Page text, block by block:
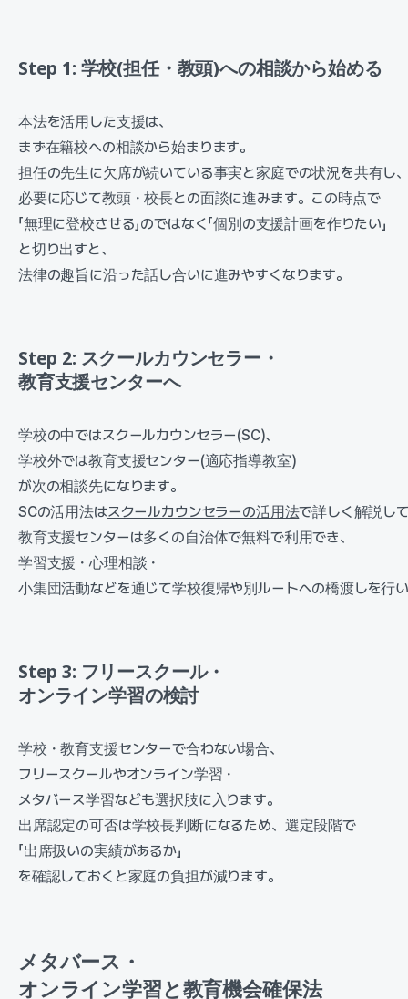
Step 1: 学校(担任・教頭)への相談から始める
本法を活用した支援は、
まず在籍校への相談から始まります。
担任の先生に欠席が続いている事実と家庭での状況を共有し
必要に応じて教頭・校長との面談に進みます。この時点で
「無理に登校させる」のではなく「個別の支援計画を作りたい」
と切り出すと、
法律の趣旨に沿った話し合いに進みやすくなります。
Step 2: スクールカウンセラー・
教育支援センターへ
学校の中ではスクールカウンセラー(SC)、
学校外では教育支援センター(適応指導教室)
が次の相談先になります。
SCの活用法はスクールカウンセラーの活用法で詳しく解説し
教育支援センターは多くの自治体で無料で利用でき、
学習支援・心理相談・
小集団活動などを通じて学校復帰や別ルートへの橋渡しを行
Step 3: フリースクール・
オンライン学習の検討
学校・教育支援センターで合わない場合、
フリースクールやオンライン学習・
メタバース学習なども選択肢に入ります。
出席認定の可否は学校長判断になるため、選定段階で
「出席扱いの実績があるか」
を確認しておくと家庭の負担が減ります。
メタバース・
オンライン学習と教育機会確保法